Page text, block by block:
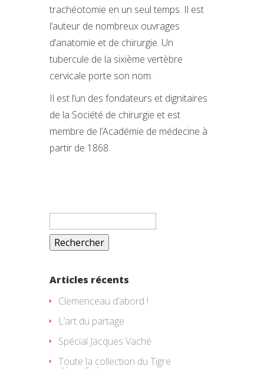
trachéotomie en un seul temps. Il est
l’auteur de nombreux ouvrages
d’anatomie et de chirurgie. Un
tubercule de la sixième vertèbre
cervicale porte son nom.
Il est l’un des fondateurs et dignitaires
de la Société de chirurgie et est
membre de l’Académie de médecine à
partir de 1868.
Rechercher :
Articles récents
Clemenceau d’abord !
L’art du partage
Spécial Jacques Vaché
Toute la collection du Tigre